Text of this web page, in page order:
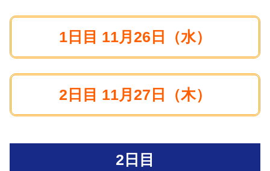
1日目 11月26日（水）
2日目 11月27日（木）
2日目